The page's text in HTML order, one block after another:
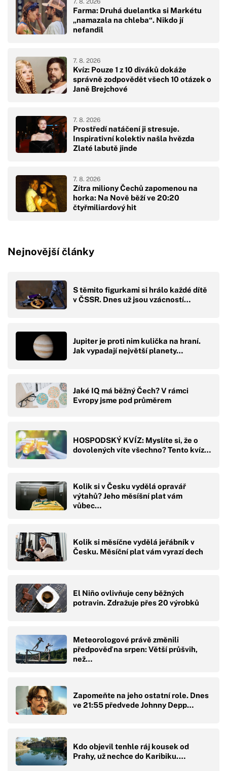
Farma: Druhá duelantka si Markétu
„namazala na chleba“. Nikdo jí
nefandil
7. 8. 2026
Kvíz: Pouze 1 z 10 diváků dokáže
správně zodpovědět všech 10 otázek o
Janě Brejchové
7. 8. 2026
Prostředí natáčení ji stresuje.
Inspirativní kolektiv našla hvězda
Zlaté labutě jinde
7. 8. 2026
Zítra miliony Čechů zapomenou na
horka: Na Nově běží ve 20:20
čtyřmiliardový hit
7. 8. 2026
Nejnovější články
S těmito figurkami si hrálo každé dítě
v ČSSR. Dnes už jsou vzácností…
Jupiter je proti nim kulička na hraní.
Jak vypadají největší planety…
Jaké IQ má běžný Čech? V rámci
Evropy jsme pod průměrem
HOSPODSKÝ KVÍZ: Myslíte si, že o
dovolených víte všechno? Tento kvíz…
Kolik si v Česku vydělá opravář
výtahů? Jeho měsíšní plat vám
vůbec…
Kolik si měsíčne vydělá jeřábník v
Česku. Měsíční plat vám vyrazí dech
El Niño ovlivňuje ceny běžných
potravin. Zdražuje přes 20 výrobků
Meteorologové právě změnili
předpověď na srpen: Větší průšvih,
než…
Zapomeňte na jeho ostatní role. Dnes
ve 21:55 předvede Johnny Depp…
Kdo objevil tenhle ráj kousek od
Prahy, už nechce do Karibiku.…